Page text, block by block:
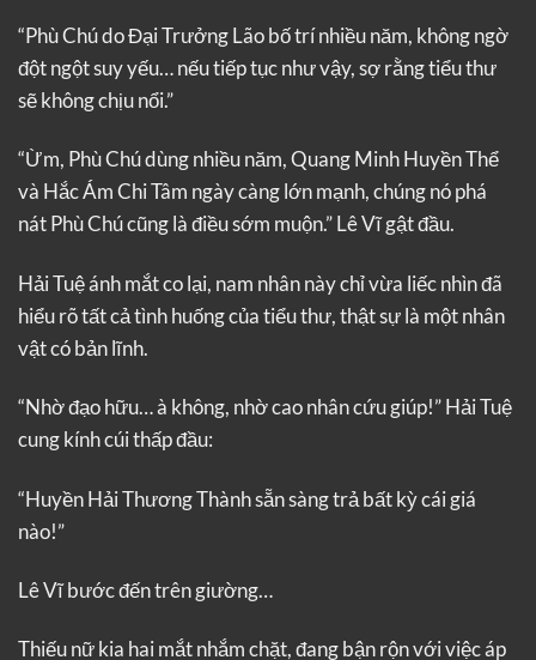
“Phù Chú do Đại Trưởng Lão bố trí nhiều năm, không ngờ
đột ngột suy yếu… nếu tiếp tục như vậy, sợ rằng tiểu thư
sẽ không chịu nổi.”
“Ừm, Phù Chú dùng nhiều năm, Quang Minh Huyền Thể
và Hắc Ám Chi Tâm ngày càng lớn mạnh, chúng nó phá
nát Phù Chú cũng là điều sớm muộn.” Lê Vĩ gật đầu.
Hải Tuệ ánh mắt co lại, nam nhân này chỉ vừa liếc nhìn đã
hiểu rõ tất cả tình huống của tiểu thư, thật sự là một nhân
vật có bản lĩnh.
“Nhờ đạo hữu… à không, nhờ cao nhân cứu giúp!” Hải Tuệ
cung kính cúi thấp đầu:
“Huyền Hải Thương Thành sẵn sàng trả bất kỳ cái giá
nào!”
Lê Vĩ bước đến trên giường…
Thiếu nữ kia hai mắt nhắm chặt, đang bận rộn với việc áp